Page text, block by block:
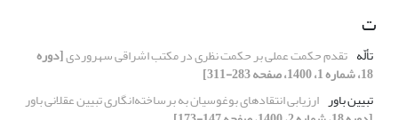
ت
تألّه تقدم حکمت عملی بر حکمت نظری در مکتب اشراقی سهروردی[دوره
18، شماره 1، 1400، صفحه 283-311]
تبیین باور ارزیابی انتقادهای بوغوسیان به برساخته‌انگاری تبیین عقلانی باور